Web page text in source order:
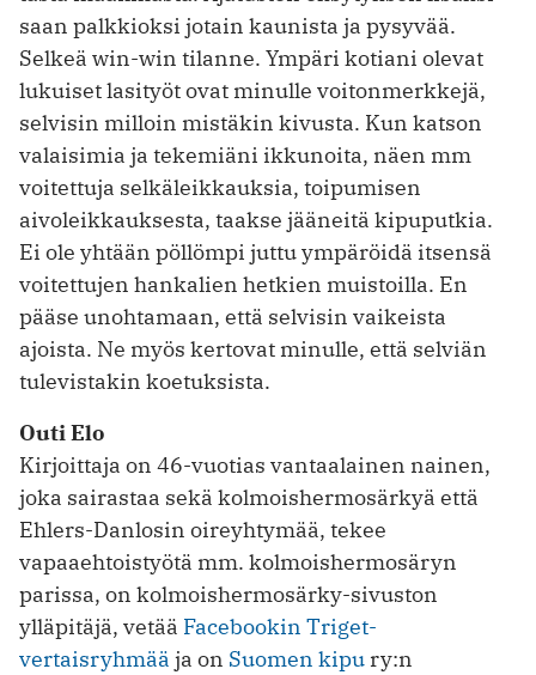
saan palkkioksi jotain kaunista ja pysyvää.
Selkeä win-win tilanne. Ympäri kotiani olevat
lukuiset lasityöt ovat minulle voitonmerkkejä,
selvisin milloin mistäkin kivusta. Kun katson
valaisimia ja tekemiäni ikkunoita, näen mm
voitettuja selkäleikkauksia, toipumisen
aivoleikkauksesta, taakse jääneitä kipuputkia.
Ei ole yhtään pöllömpi juttu ympäröidä itsensä
voitettujen hankalien hetkien muistoilla. En
pääse unohtamaan, että selvisin vaikeista
ajoista. Ne myös kertovat minulle, että selviän
tulevistakin koetuksista.
Outi Elo
Kirjoittaja on 46-vuotias vantaalainen nainen,
joka sairastaa sekä kolmoishermosärkyä että
Ehlers-Danlosin oireyhtymää, tekee
vapaaehtoistyötä mm. kolmoishermosäryn
parissa, on kolmoishermosärky-sivuston
ylläpitäjä, vetää Facebookin Triget-
vertaisryhmää ja on Suomen kipu ry:n